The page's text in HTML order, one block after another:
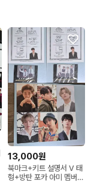
13,000원
북마크+키트 설명서 V 태
형+방탄 포카 아미 멤버십